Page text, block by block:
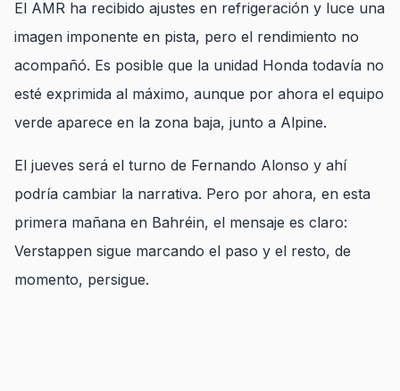
El AMR ha recibido ajustes en refrigeración y luce una
imagen imponente en pista, pero el rendimiento no
acompañó. Es posible que la unidad Honda todavía no
esté exprimida al máximo, aunque por ahora el equipo
verde aparece en la zona baja, junto a Alpine.
El jueves será el turno de Fernando Alonso y ahí
podría cambiar la narrativa. Pero por ahora, en esta
primera mañana en Bahréin, el mensaje es claro:
Verstappen sigue marcando el paso y el resto, de
momento, persigue.